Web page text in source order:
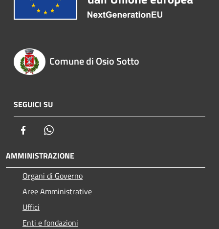
Comune di Osio Sotto
SEGUICI SU
Facebook
AMMINISTRAZIONE
Organi di Governo
Aree Amministrative
Uffici
Enti e fondazioni